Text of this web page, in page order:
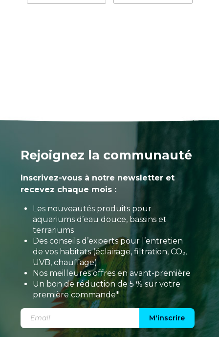
Rejoignez la communauté
Inscrivez-vous à notre newsletter et
recevez chaque mois :
Les nouveautés produits pour
aquariums d’eau douce, bassins et
terrariums
Des conseils d’experts pour l’entretien
de vos habitats (éclairage, filtration, CO₂,
UVB, chauffage)
Nos meilleures offres en avant-première
Un bon de réduction de 5 % sur votre
première commande*
M'inscrire